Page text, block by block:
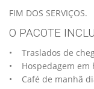
FIM DOS SERVIÇOS.
O PACOTE
• Traslados de
• Hospedagem em
• Café de manhã